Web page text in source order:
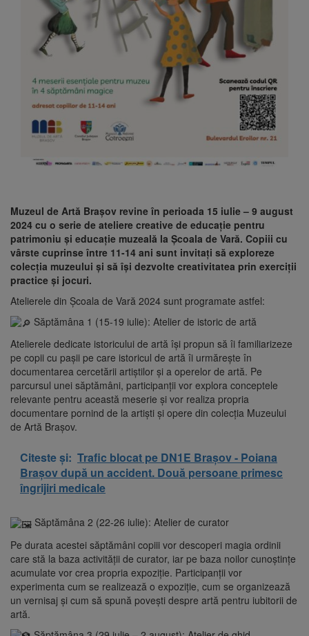
Muzeul de Artă Brașov revine în perioada 15 iulie – 9 august
2024 cu o serie de ateliere creative de educație pentru
patrimoniu și educație muzeală la Școala de Vară. Copiii cu
vârste cuprinse între 11-14 ani sunt invitați să exploreze
colecția muzeului și să își dezvolte creativitatea prin exerciții
practice și jocuri.
Atelierele din Școala de Vară 2024 sunt programate astfel:
Săptămâna 1 (15-19 iulie): Atelier de istoric de artă
Atelierele dedicate istoricului de artă își propun să îi familiarizeze
pe copii cu pașii pe care istoricul de artă îi urmărește în
documentarea cercetării artiștilor și a operelor de artă. Pe
parcursul unei săptămâni, participanții vor explora conceptele
relevante pentru această meserie și vor realiza propria
documentare pornind de la artiști și opere din colecția Muzeului
de Artă Brașov.
Citeste și: Trafic blocat pe DN1E Brașov - Poiana
Brașov după un accident. Două persoane primesc
îngrijiri medicale
Săptămâna 2 (22-26 iulie): Atelier de curator
Pe durata acestei săptămâni copiii vor descoperi magia ordinii
care stă la baza activității de curator, iar pe baza noilor cunoștințe
acumulate vor crea propria expoziție. Participanții vor
experimenta cum se realizează o expoziție, cum se organizează
un vernisaj și cum să spună povești despre artă pentru iubitorii de
artă.